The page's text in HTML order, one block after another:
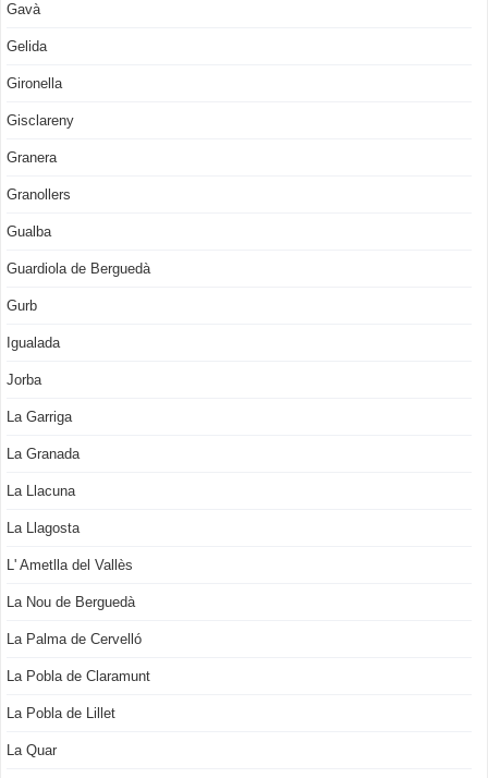
Gavà
Gelida
Gironella
Gisclareny
Granera
Granollers
Gualba
Guardiola de Berguedà
Gurb
Igualada
Jorba
La Garriga
La Granada
La Llacuna
La Llagosta
L' Ametlla del Vallès
La Nou de Berguedà
La Palma de Cervelló
La Pobla de Claramunt
La Pobla de Lillet
La Quar